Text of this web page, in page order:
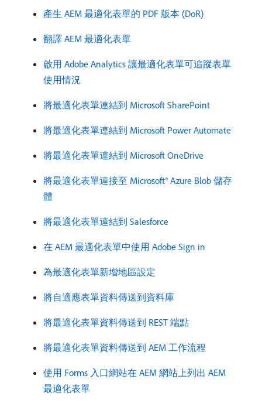
產生 AEM 最適化表單的 PDF 版本 (DoR)
翻譯 AEM 最適化表單
啟用 Adobe Analytics 讓最適化表單可追蹤表單
使用情況
將最適化表單連結到 Microsoft SharePoint
將最適化表單連結到 Microsoft Power Automate
將最適化表單連結到 Microsoft OneDrive
將最適化表單連接至 Microsoft® Azure Blob 儲存
體
將最適化表單連結到 Salesforce
在 AEM 最適化表單中使用 Adobe Sign in
為最適化表單新增地區設定
將自適應表單資料傳送到資料庫
將最適化表單資料傳送到 REST 端點
將最適化表單資料傳送到 AEM 工作流程
使用 Forms 入口網站在 AEM 網站上列出 AEM
最適化表單